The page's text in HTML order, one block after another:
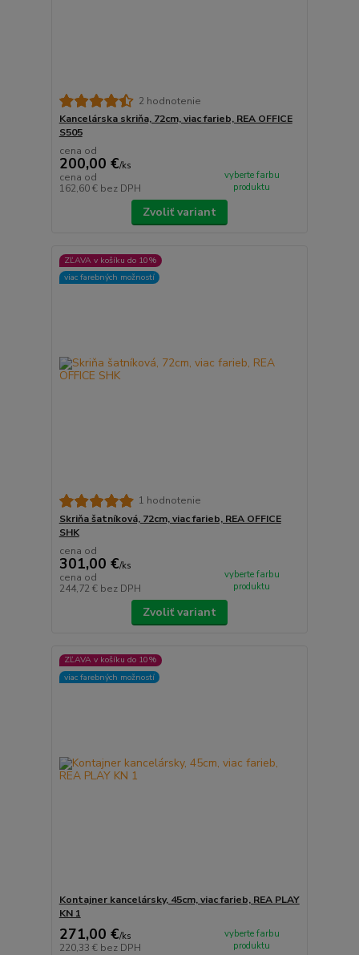
2 hodnotenie
Kancelárska skriňa, 72cm, viac farieb, REA OFFICE
S505
cena od
200,00 €/ks
cena od
162,60 € bez DPH
vyberte farbu
produktu
Zvoliť variant
ZĽAVA v košíku do 10%
viac farebných možností
1 hodnotenie
Skriňa šatníková, 72cm, viac farieb, REA OFFICE
SHK
cena od
301,00 €/ks
cena od
244,72 € bez DPH
vyberte farbu
produktu
Zvoliť variant
ZĽAVA v košíku do 10%
viac farebných možností
Kontajner kancelársky, 45cm, viac farieb, REA PLAY
KN 1
271,00 €/ks
220,33 € bez DPH
vyberte farbu
produktu